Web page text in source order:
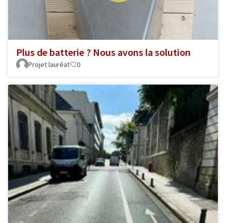
Plus de batterie ? Nous avons la solution
Projet lauréat 0